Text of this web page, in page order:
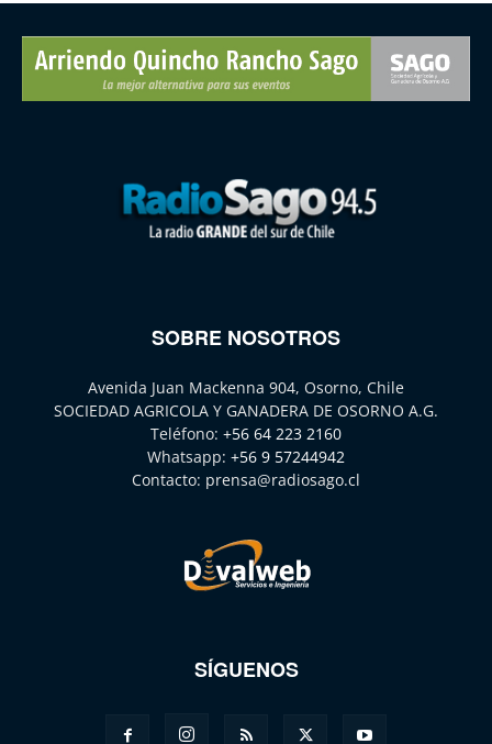
SOBRE NOSOTROS
Avenida Juan Mackenna 904, Osorno, Chile
SOCIEDAD AGRICOLA Y GANADERA DE OSORNO A.G.
Teléfono: +56 64 223 2160
Whatsapp: +56 9 57244942
Contacto: prensa@radiosago.cl
SÍGUENOS